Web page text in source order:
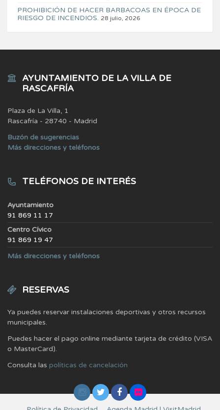
PROHIBICIÓN DE HACER BARBACOAS EN ÉPOCA DE
RIESGO DE INCENDIOS. 28 julio, 2026
AYUNTAMIENTO DE LA VILLA DE
RASCAFRÍA
Plaza de La Villa, 1
Rascafría - 28740 - Madrid
Buzón de sugerencias
Más direcciones y teléfonos
TELÉFONOS DE INTERÉS
Ayuntamiento
91 869 11 17
Centro Cívico
91 869 19 47
Más direcciones y teléfonos
RESERVAS
Ya puedes reservar instalaciones deportivas y otros recursos
municipales.
Puedes hacer el pago online mediante tarjeta de crédito (VISA
o MasterCard).
Consulta las políticas de cancelación